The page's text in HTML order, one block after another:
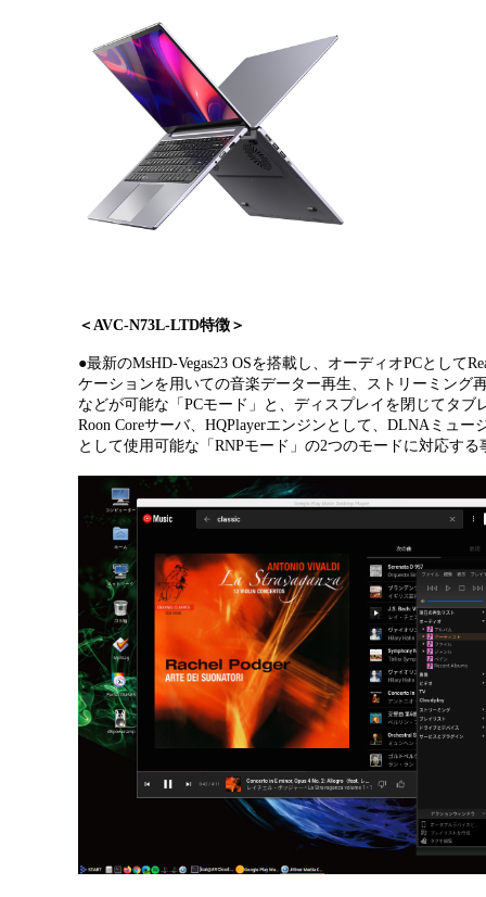
＜ AVC-N73L-LTD特徴＞
●最新のMsHD-Vegas23 OSを搭載し、オーディオPCとして
ケーションを用いての音楽データー再生、ストリーミング
などが可能な「 PCモード」と、ディスプレイを閉じてタブ
Roon Coreサーバ、HQPlayerエンジンとして、 DLNA ミュー
として使用可能な「 RNPモード」の2つのモードに対応する